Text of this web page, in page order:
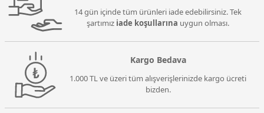
14 gün içinde tüm ürünleri iade edebilirsiniz. Tek
şartımız iade koşullarına uygun olması.
Kargo Bedava
1.000 TL ve üzeri tüm alışverişlerinizde kargo ücreti
bizden.